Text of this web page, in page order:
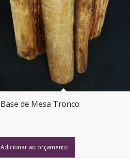
Base de Mesa Tronco
Adicionar ao orçamento